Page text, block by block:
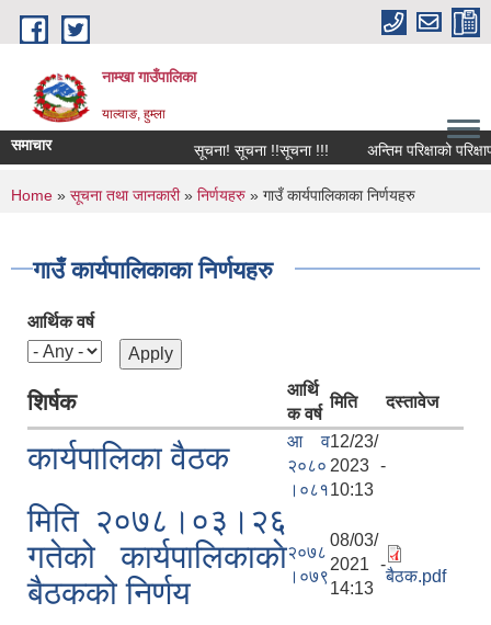
Skip to main content
नाम्खा गाउँपालिका
याल्वाङ, हुम्ला
समाचार सूचना! सूचना !!सूचना !!! अन्तिम परिक्षाको
You are here
Home » सूचना तथा जानकारी» निर्णयहरु » गाउँ कार्यपालिकाका निर्णयहरु
गाउँ कार्यपालिकाका निर्णयहरु
आर्थिक वर्ष
शिर्षक
आर्थि
क वर्ष
मिति दस्तावेज
कार्यपालिका वैठक
आ व
२०८०
।०८१
12/23/
2023 -
10:13
मिति २०७८।०३।२६
गतेको कार्यपालिकाकाे
बैठकको निर्णय
२०७८
।०७९
08/03/
2021 -
14:13
बैठक.pdf